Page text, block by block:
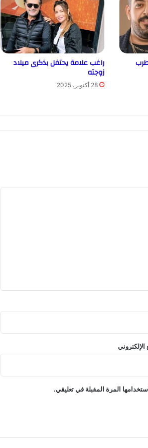
راغب علامة يحتفل بذكرى ميلاد
زوجته
28 أكتوبر، 2025
الإلكتروني
المرة المقبلة في تعليقي.